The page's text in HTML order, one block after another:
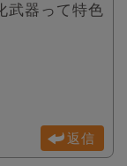
武器って特色
返信